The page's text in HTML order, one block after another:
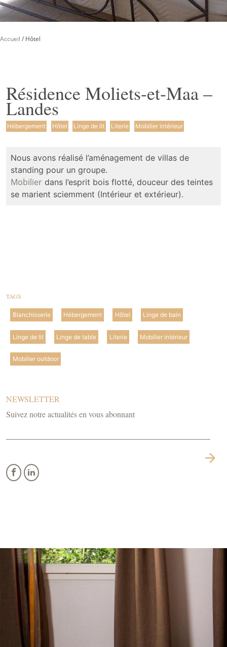
Accueil / Hôtel
Résidence Moliets-et-Maa –
Landes
Hébergement Hôtel Linge de lit Literie Mobilier intérieur
Nous avons réalisé l’aménagement de villas de
standing pour un groupe.
Mobilier dans l’esprit bois flotté, douceur des teintes
se marient sciemment (Intérieur et extérieur).
TAGS
Blanchisserie Hébergement Hôtel Linge de bain
Linge de lit Linge de table Literie Mobilier intérieur
Mobilier outdoor
NEWSLETTER
Suivez notre actualités en vous abonnant